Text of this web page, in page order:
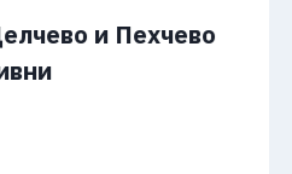
и Пехчево